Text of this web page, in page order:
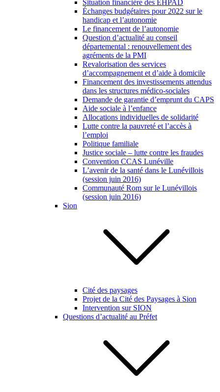
Situation financière des EHPAD
Échanges budgétaires pour 2022 sur le
handicap et l’autonomie
Le financement de l’autonomie
Question d’actualité au conseil
départemental : renouvellement des
agréments de la PMI
Revalorisation des services
d’accompagnement et d’aide à domicile
Financement des investissements attendus
dans les structures médico-sociales
Demande de garantie d’emprunt du CAPS
Aide sociale à l’enfance
Allocations individuelles de solidarité
Lutte contre la pauvreté et l’accès à
l’emploi
Politique familiale
Justice sociale – lutte contre les fraudes
Convention CCAS Lunéville
L’avenir de la santé dans le Lunévillois
(session juin 2016)
Communauté Rom sur le Lunévillois
(session juin 2016)
Sion
Cité des paysages
Projet de la Cité des Paysages à Sion
Intervention sur SION
Questions d’actualité au Préfet